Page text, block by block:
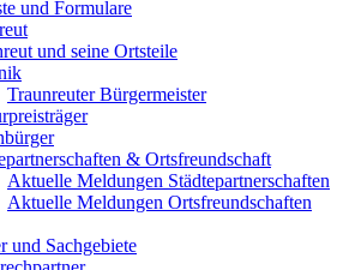
und Formulare
und seine Ortsteile
Traunreuter Bürgermeister
& Ortsfreundschaft
Aktuelle Meldungen Städtepartnerschaften
Aktuelle Meldungen Ortsfreundschaften
und Sachgebiete